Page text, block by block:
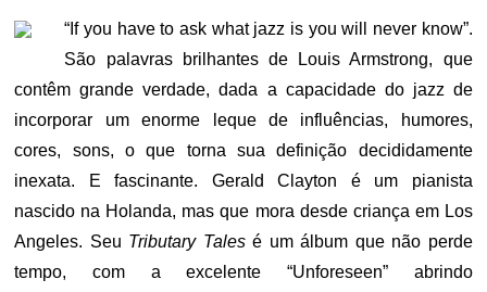
“If you have to ask what jazz is you will never know”.
São palavras brilhantes de Louis Armstrong, que
contêm grande verdade, dada a capacidade do jazz de
incorporar um enorme leque de influências, humores,
cores, sons, o que torna sua definição decididamente
inexata. E fascinante. Gerald Clayton é um pianista
nascido na Holanda, mas que mora desde criança em Los
Angeles. Seu Tributary Talesé um álbum que não perde
tempo, com a excelente “Unforeseen” abrindo